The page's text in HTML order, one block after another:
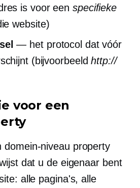
is voor een specifieke
website)
— het protocol dat vóór
(bijvoorbeeldhttp://
voor een
domein-niveau property
dat u de eigenaar bent
alle pagina's, alle